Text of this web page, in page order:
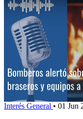
Interés General • 01 Jun